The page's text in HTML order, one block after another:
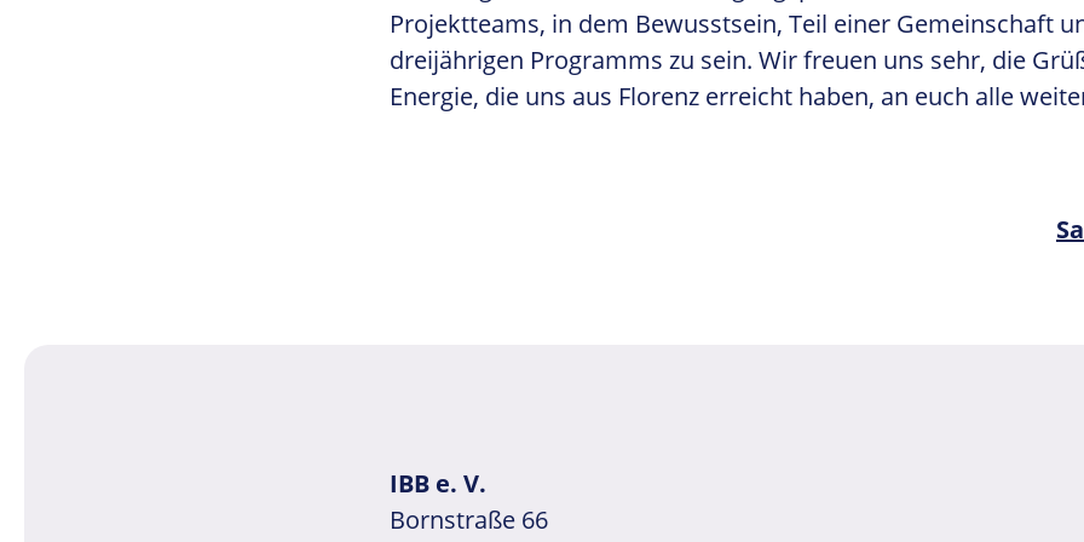
Projektteams, in dem Bewusstsein, Teil einer Gemeinschaft
dreijährigen Programms zu sein. Wir freuen uns sehr, die
Energie, die uns aus Florenz erreicht haben, an euch alle
IBB e. V.
Bornstraße 66